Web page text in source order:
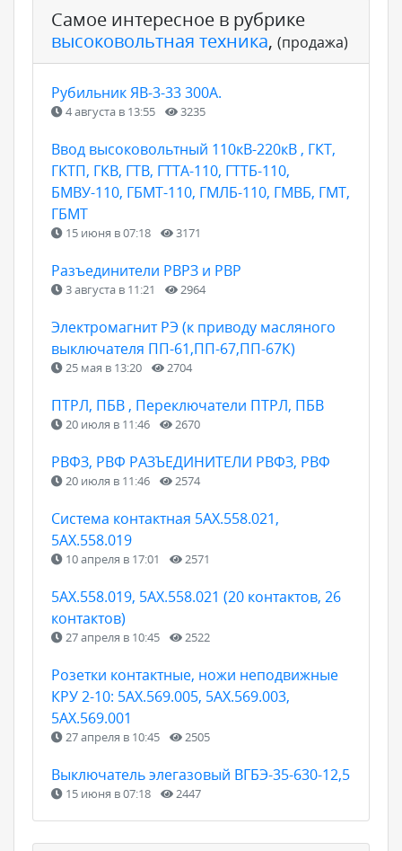
Самое интересное в рубрике
высоковольтная техника, (продажа)
Рубильник ЯВ-3-33 300А.
4 августа в 13:55 3235
Ввод высоковольтный 110кВ-220кВ , ГКТ,
ГКТП, ГКВ, ГТВ, ГТТА-110, ГТТБ-110,
БМВУ-110, ГБМТ-110, ГМЛБ-110, ГМВБ, ГМТ,
ГБМТ
15 июня в 07:18 3171
Разъединители РВРЗ и РВР
3 августа в 11:21 2964
Электромагнит РЭ (к приводу масляного
выключателя ПП-61,ПП-67,ПП-67К)
25 мая в 13:20 2704
ПТРЛ, ПБВ , Переключатели ПТРЛ, ПБВ
20 июля в 11:46 2670
РВФЗ, РВФ РАЗЪЕДИНИТЕЛИ РВФЗ, РВФ
20 июля в 11:46 2574
Cистема контактная 5АХ.558.021,
5АХ.558.019
10 апреля в 17:01 2571
5АХ.558.019, 5АХ.558.021 (20 контактов, 26
контактов)
27 апреля в 10:45 2522
Розетки контактные, ножи неподвижные
КРУ 2-10: 5АХ.569.005, 5АХ.569.003,
5АХ.569.001
27 апреля в 10:45 2505
Выключатель элегазовый ВГБЭ-35-630-12,5
15 июня в 07:18 2447